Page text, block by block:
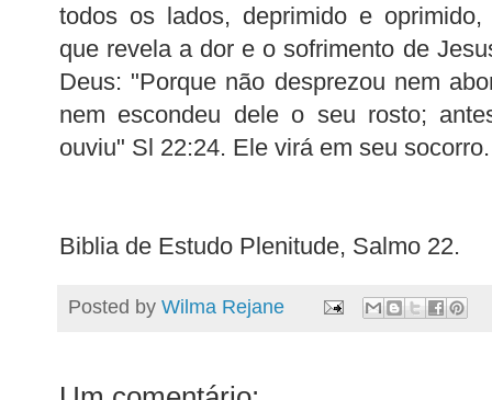
todos os lados, deprimido e
que revela a dor e o sofrimento de
Deus: "Porque não desprezou nem
nem escondeu dele o seu rosto;
ouviu" Sl 22:24. Ele virá em seu socorro.
Biblia de Estudo Plenitude, Salmo 22.
Posted by Wilma Rejane